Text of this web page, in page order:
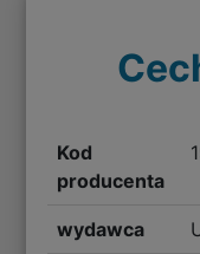
Kod
producenta
wydawca